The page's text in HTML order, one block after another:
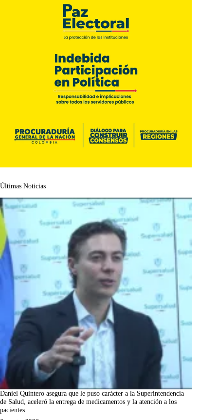
Últimas Noticias
Daniel Quintero asegura que le puso carácter a la Superintendencia
de Salud, aceleró la entrega de medicamentos y la atención a los
pacientes